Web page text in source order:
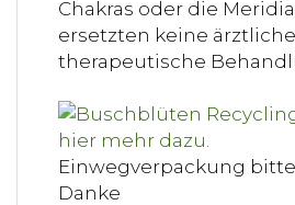
Chakras oder die
ersetzten keine
therapeutische
Einwegverpackung
Danke